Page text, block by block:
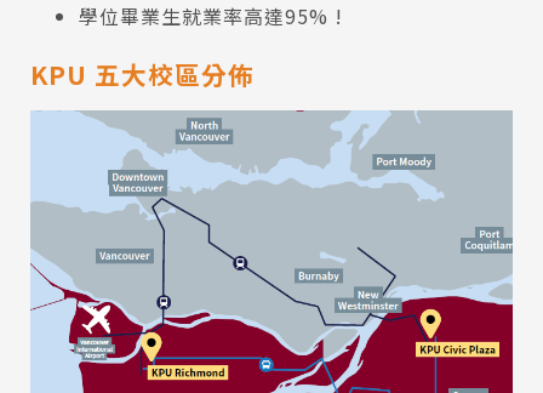
學位畢業生就業率高達95% !
KPU 五大校區分佈